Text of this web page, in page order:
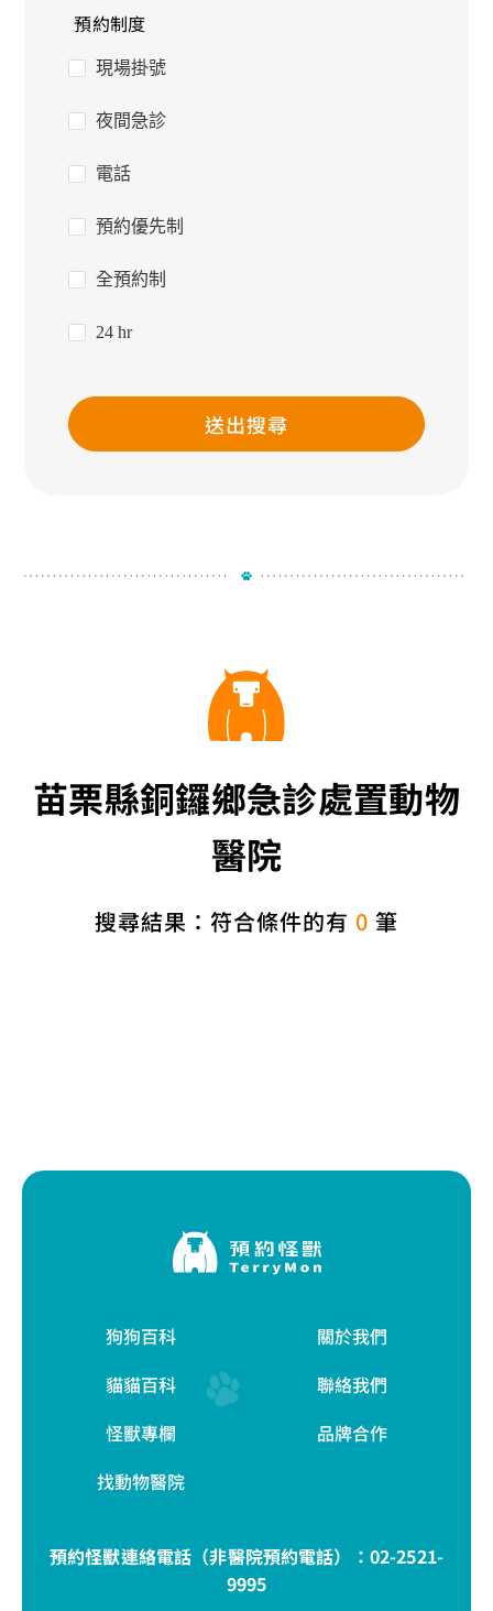
預約制度
現場掛號
夜間急診
電話
預約優先制
全預約制
24 hr
送出搜尋
苗栗縣銅鑼鄉急診處置動物
醫院
搜尋結果：符合條件的有 0 筆
狗狗百科
貓貓百科
怪獸專欄
找動物醫院
關於我們
聯絡我們
品牌合作
預約怪獸連絡電話（非醫院預約電話）： 02-2521-
9995